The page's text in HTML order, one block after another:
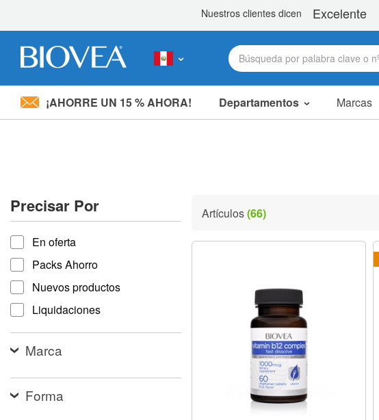
Nota:
accesibilidad.
Presione
Control-
F11
para
ajustar
sitio
web
personas
discapacidad
visual
¡AHORRE UN 15 % AHORA! Departamentos Marcas
Precisar Por
Precisar por
En oferta
Packs Ahorro
Nuevos productos
Liquidaciones
Marca
Forma
Artículos(66)